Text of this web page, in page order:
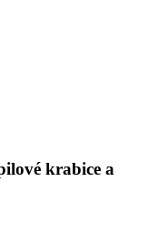
krabice a